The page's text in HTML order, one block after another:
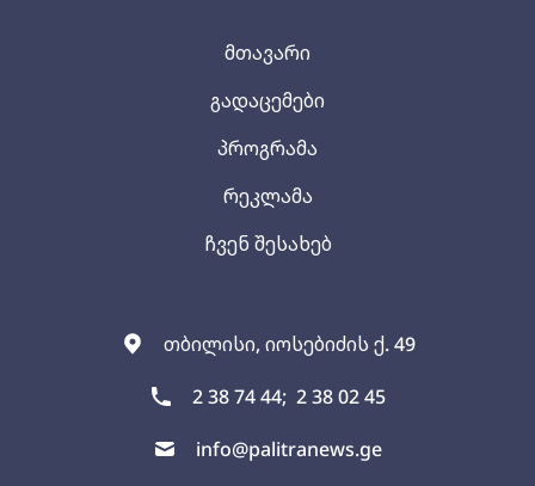
თბილისი, იოსებიძის ქ. 49
2 38 74 44; 2 38 02 45
info@palitranews.ge
მთავარი
გადაცემები
პროგრამა
რეკლამა
ჩვენ შესახებ